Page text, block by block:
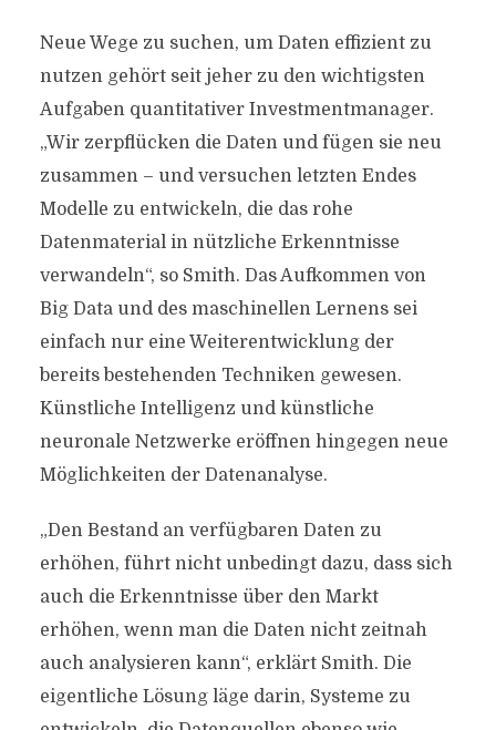
Neue Wege zu suchen, um Daten effizient zu
nutzen gehört seit jeher zu den wichtigsten
Aufgaben quantitativer Investmentmanager.
„Wir zerpflücken die Daten und fügen sie neu
zusammen – und versuchen letzten Endes
Modelle zu entwickeln, die das rohe
Datenmaterial in nützliche Erkenntnisse
verwandeln“, so Smith. Das Aufkommen von
Big Data und des maschinellen Lernens sei
einfach nur eine Weiterentwicklung der
bereits bestehenden Techniken gewesen.
Künstliche Intelligenz und künstliche
neuronale Netzwerke eröffnen hingegen neue
Möglichkeiten der Datenanalyse.
„Den Bestand an verfügbaren Daten zu
erhöhen, führt nicht unbedingt dazu, dass sich
auch die Erkenntnisse über den Markt
erhöhen, wenn man die Daten nicht zeitnah
auch analysieren kann“, erklärt Smith. Die
eigentliche Lösung läge darin, Systeme zu